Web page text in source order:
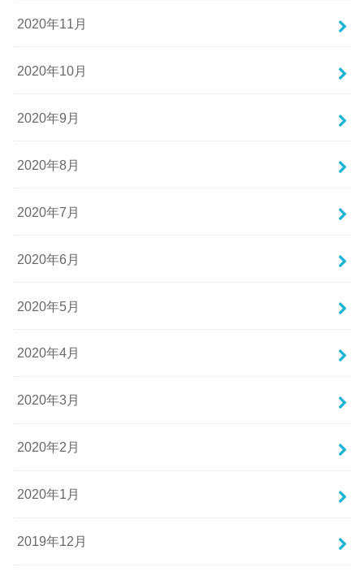
2020年11月
2020年10月
2020年9月
2020年8月
2020年7月
2020年6月
2020年5月
2020年4月
2020年3月
2020年2月
2020年1月
2019年12月